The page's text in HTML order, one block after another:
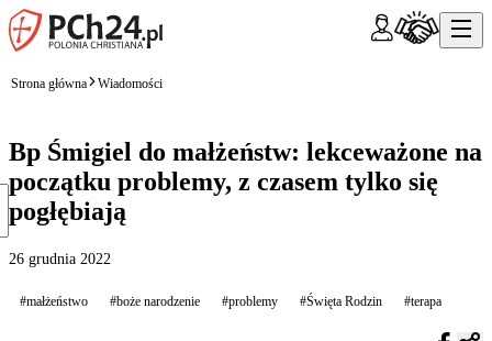
Strona główna Wiadomości
Bp Śmigiel do małżeństw: lekceważone na
początku problemy, z czasem tylko się
pogłębiają
26 grudnia 2022
#małżeństwo #boże narodzenie #problemy #Święta Rodzin #terapa